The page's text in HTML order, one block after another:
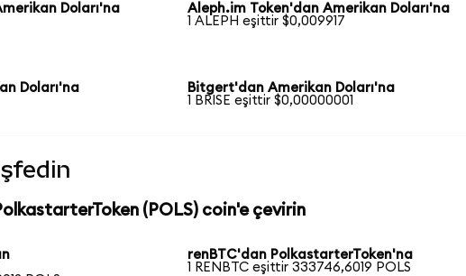
Doları'na
Aleph.im Token'dan Amerikan Doları'na
1 ALEPH eşittir $0,009917
Doları'na
Bitgert'dan Amerikan Doları'na
1 BRISE eşittir $0,00000001
(POLS) coin'e çevirin
renBTC'dan PolkastarterToken'na
1 RENBTC eşittir 333746,6019 POLS